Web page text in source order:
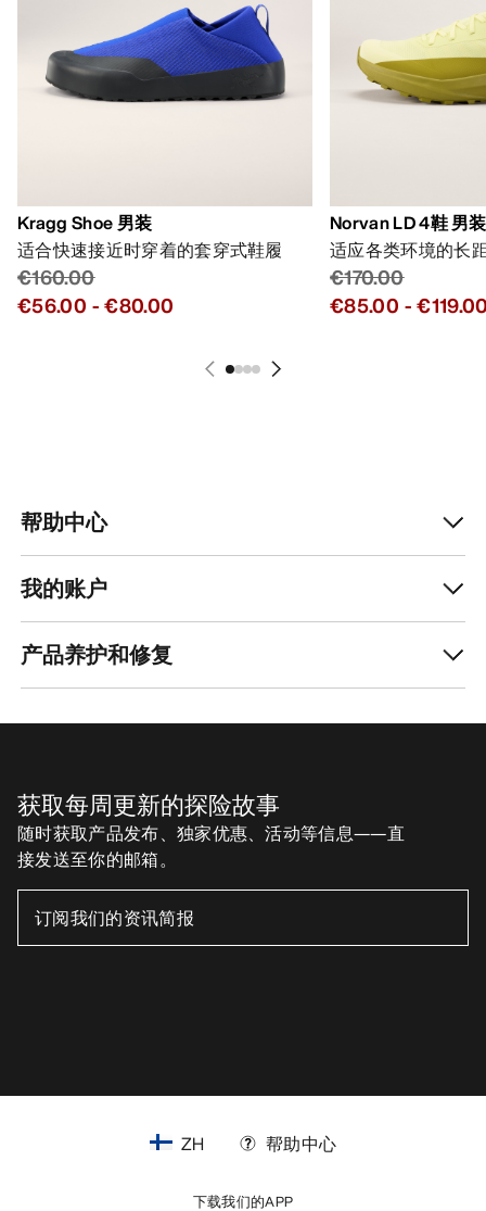
Kragg Shoe 男装
适合快速接近时穿着的套穿式鞋履
€160.00
€56.00 -€80.00
Norvan LD 4鞋 男装
适应各类环境的长
€170.00
€85.00 -
帮助中心
我的账户
产品养护和修复
获取每周更新的探险故事
随时获取产品发布、独家优惠、活动等信息——直
接发送至你的邮箱。
ZH 帮助中心
下载我们的APP